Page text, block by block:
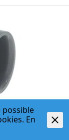
possible
En